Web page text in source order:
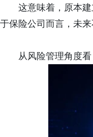
这意味着，原本
于保险公司而言，未
从风险管理角度